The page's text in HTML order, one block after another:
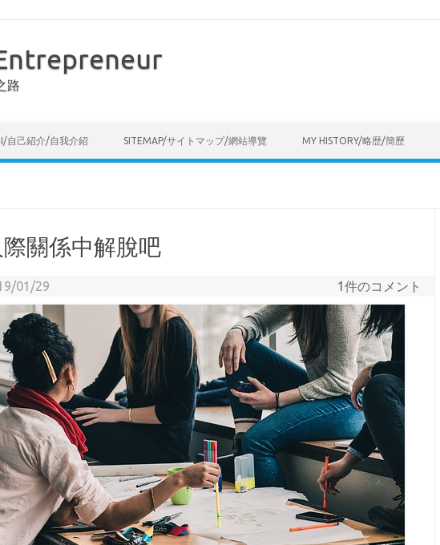
路
自己紹介/自我介紹 SITEMAP/サイトマップ/網站導覽 MY HISTORY/略歴/簡歷
關係中解脫吧
01/29 1件のコメント